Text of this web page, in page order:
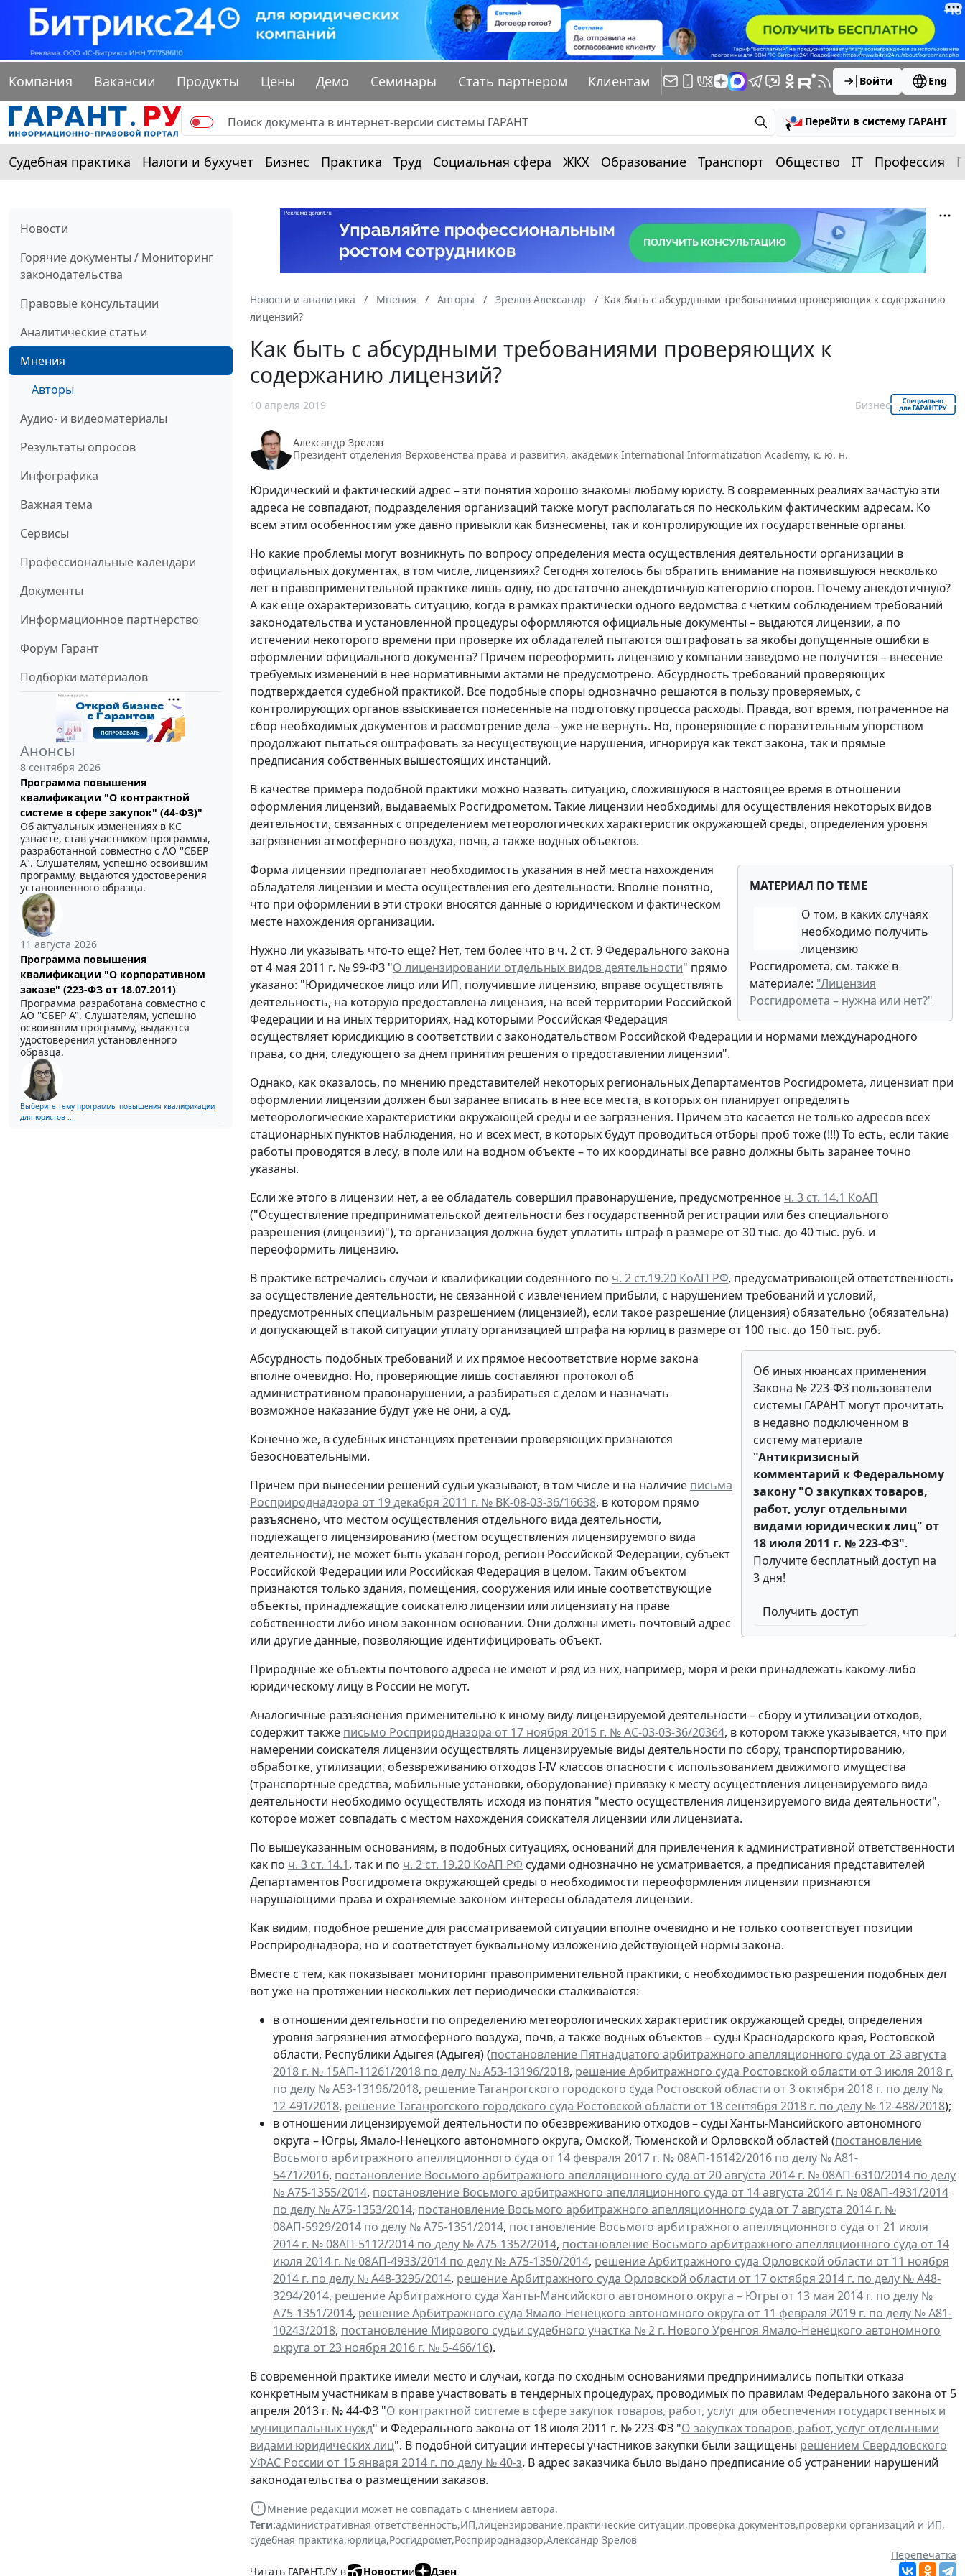
Компания Вакансии Продукты Цены Демо Семинары Стать партнером Клиентам Войти Eng
Перейти в систему ГАРАНТ
Судебная практика Налоги и бухучет Бизнес Практика Труд Социальная сфера ЖКХ Образование Транспорт Общество IT Профессия
Новости
Горячие документы / Мониторинг
законодательства
Правовые консультации
Аналитические статьи
Мнения
Авторы
Аудио- и видеоматериалы
Результаты опросов
Инфографика
Важная тема
Сервисы
Профессиональные календари
Документы
Информационное партнерство
Форум Гарант
Подборки материалов
Анонсы
8 сентября 2026
Программа повышения
квалификации "О контрактной
системе в сфере закупок" (44-ФЗ)"
Об актуальных изменениях в КС
узнаете, став участником программы,
разработанной совместно с АО ''СБЕР
А". Слушателям, успешно освоившим
программу, выдаются удостоверения
установленного образца.
11 августа 2026
Программа повышения
квалификации "О корпоративном
заказе" (223-ФЗ от 18.07.2011)
Программа разработана совместно с
АО ''СБЕР А". Слушателям, успешно
освоившим программу, выдаются
удостоверения установленного
образца.
Выберите тему программы повышения квалификации
для юристов ...
Новости и аналитика Мнения Авторы Зрелов Александр
Как быть с абсурдными требованиями проверяющих к содержанию
лицензий?
Как быть с абсурдными требованиями проверяющих к
содержанию лицензий?
10 апреля 2019 Бизнес
Александр Зрелов
Президент отделения Верховенства права и развития, академик International Informatization Academy, к. ю. н.
Юридический и фактический адрес – эти понятия хорошо знакомы любому юристу. В современных реалиях зачастую эти
адреса не совпадают, подразделения организаций также могут располагаться по нескольким фактическим адресам. Ко
всем этим особенностям уже давно привыкли как бизнесмены, так и контролирующие их государственные органы.
Но какие проблемы могут возникнуть по вопросу определения места осуществления деятельности организации в
официальных документах, в том числе, лицензиях? Сегодня хотелось бы обратить внимание на появившуюся несколько
лет в правоприменительной практике лишь одну, но достаточно анекдотичную категорию споров. Почему анекдотичную?
А как еще охарактеризовать ситуацию, когда в рамках практически одного ведомства с четким соблюдением требований
законодательства и установленной процедуры оформляются официальные документы – выдаются лицензии, а по
истечении некоторого времени при проверке их обладателей пытаются оштрафовать за якобы допущенные ошибки в
оформлении официального документа? Причем переоформить лицензию у компании заведомо не получится – внесение
требуемых изменений в нее нормативными актами не предусмотрено. Абсурдность требований проверяющих
подтверждается судебной практикой. Все подобные споры однозначно решаются в пользу проверяемых, с
контролирующих органов взыскивается понесенные на подготовку процесса расходы. Правда, вот время, потраченное на
сбор необходимых документов и рассмотрение дела – уже не вернуть. Но, проверяющие с поразительным упорством
продолжают пытаться оштрафовать за несуществующие нарушения, игнорируя как текст закона, так и прямые
предписания собственных вышестоящих инстанций.
В качестве примера подобной практики можно назвать ситуацию, сложившуюся в настоящее время в отношении
оформления лицензий, выдаваемых Росгидрометом. Такие лицензии необходимы для осуществления некоторых видов
деятельности, связанных с определением метеорологических характеристик окружающей среды, определения уровня
загрязнения атмосферного воздуха, почв, а также водных объектов.
МАТЕРИАЛ ПО ТЕМЕ
О том, в каких случаях
необходимо получить
лицензию
Росгидромета, см. также в
материале: "Лицензия
Росгидромета – нужна или нет?"
Форма лицензии предполагает необходимость указания в ней места нахождения
обладателя лицензии и места осуществления его деятельности. Вполне понятно,
что при оформлении в эти строки вносятся данные о юридическом и фактическом
месте нахождения организации.
Нужно ли указывать что-то еще? Нет, тем более что в ч. 2 ст. 9 Федерального закона
от 4 мая 2011 г. № 99-ФЗ "О лицензировании отдельных видов деятельности" прямо
указано: "Юридическое лицо или ИП, получившие лицензию, вправе осуществлять
деятельность, на которую предоставлена лицензия, на всей территории Российской
Федерации и на иных территориях, над которыми Российская Федерация
осуществляет юрисдикцию в соответствии с законодательством Российской Федерации и нормами международного
права, со дня, следующего за днем принятия решения о предоставлении лицензии".
Однако, как оказалось, по мнению представителей некоторых региональных Департаментов Росгидромета, лицензиат при
оформлении лицензии должен был заранее вписать в нее все места, в которых он планирует определять
метеорологические характеристики окружающей среды и ее загрязнения. Причем это касается не только адресов всех
стационарных пунктов наблюдения, но и всех мест, в которых будут проводиться отборы проб тоже (!!!) То есть, если такие
работы проводятся в лесу, в поле или на водном объекте – то их координаты все равно должны быть заранее точно
указаны.
Если же этого в лицензии нет, а ее обладатель совершил правонарушение, предусмотренное ч. 3 ст. 14.1 КоАП
("Осуществление предпринимательской деятельности без государственной регистрации или без специального
разрешения (лицензии)"), то организация должна будет уплатить штраф в размере от 30 тыс. до 40 тыс. руб. и
переоформить лицензию.
В практике встречались случаи и квалификации содеянного по ч. 2 ст.19.20 КоАП РФ, предусматривающей ответственность
за осуществление деятельности, не связанной с извлечением прибыли, с нарушением требований и условий,
предусмотренных специальным разрешением (лицензией), если такое разрешение (лицензия) обязательно (обязательна)
и допускающей в такой ситуации уплату организацией штрафа на юрлиц в размере от 100 тыс. до 150 тыс. руб.
Об иных нюансах применения
Закона № 223-ФЗ пользователи
системы ГАРАНТ могут прочитать
в недавно подключенном в
систему материале
"Антикризисный
комментарий к Федеральному
закону "О закупках товаров,
работ, услуг отдельными
видами юридических лиц" от
18 июля 2011 г. № 223-ФЗ".
Получите бесплатный доступ на
3 дня!
Получить доступ
Абсурдность подобных требований и их прямое несоответствие норме закона
вполне очевидно. Но, проверяющие лишь составляют протокол об
административном правонарушении, а разбираться с делом и назначать
возможное наказание будут уже не они, а суд.
Конечно же, в судебных инстанциях претензии проверяющих признаются
безосновательными.
Причем при вынесении решений судьи указывают, в том числе и на наличие письма
Росприроднадзора от 19 декабря 2011 г. № ВК-08-03-36/16638, в котором прямо
разъяснено, что местом осуществления отдельного вида деятельности,
подлежащего лицензированию (местом осуществления лицензируемого вида
деятельности), не может быть указан город, регион Российской Федерации, субъект
Российской Федерации или Российская Федерация в целом. Таким объектом
признаются только здания, помещения, сооружения или иные соответствующие
объекты, принадлежащие соискателю лицензии или лицензиату на праве
собственности либо ином законном основании. Они должны иметь почтовый адрес
или другие данные, позволяющие идентифицировать объект.
Природные же объекты почтового адреса не имеют и ряд из них, например, моря и реки принадлежать какому-либо
юридическому лицу в России не могут.
Аналогичные разъяснения применительно к иному виду лицензируемой деятельности – сбору и утилизации отходов,
содержит также письмо Росприродназора от 17 ноября 2015 г. № АС-03-03-36/20364, в котором также указывается, что при
намерении соискателя лицензии осуществлять лицензируемые виды деятельности по сбору, транспортированию,
обработке, утилизации, обезвреживанию отходов I-IV классов опасности с использованием движимого имущества
(транспортные средства, мобильные установки, оборудование) привязку к месту осуществления лицензируемого вида
деятельности необходимо осуществлять исходя из понятия "место осуществления лицензируемого вида деятельности",
которое может совпадать с местом нахождения соискателя лицензии или лицензиата.
По вышеуказанным основаниям, в подобных ситуациях, оснований для привлечения к административной ответственности
как по ч. 3 ст. 14.1, так и по ч. 2 ст. 19.20 КоАП РФ судами однозначно не усматривается, а предписания представителей
Департаментов Росгидромета окружающей среды о необходимости переоформления лицензии признаются
нарушающими права и охраняемые законом интересы обладателя лицензии.
Как видим, подобное решение для рассматриваемой ситуации вполне очевидно и не только соответствует позиции
Росприроднадзора, но и соответствует буквальному изложению действующей нормы закона.
Вместе с тем, как показывает мониторинг правоприменительной практики, с необходимостью разрешения подобных дел
вот уже на протяжении нескольких лет периодически сталкиваются:
в отношении деятельности по определению метеорологических характеристик окружающей среды, определения
уровня загрязнения атмосферного воздуха, почв, а также водных объектов – суды Краснодарского края, Ростовской
области, Республики Адыгея (Адыгея) (постановление Пятнадцатого арбитражного апелляционного суда от 23 августа
2018 г. № 15АП-11261/2018 по делу № А53-13196/2018, решение Арбитражного суда Ростовской области от 3 июля 2018 г.
по делу № А53-13196/2018, решение Таганрогского городского суда Ростовской области от 3 октября 2018 г. по делу №
12-491/2018, решение Таганрогского городского суда Ростовской области от 18 сентября 2018 г. по делу № 12-488/2018);
в отношении лицензируемой деятельности по обезвреживанию отходов – суды Ханты-Мансийского автономного
округа – Югры, Ямало-Ненецкого автономного округа, Омской, Тюменской и Орловской областей (постановление
Восьмого арбитражного апелляционного суда от 14 февраля 2017 г. № 08АП-16142/2016 по делу № А81-
5471/2016, постановление Восьмого арбитражного апелляционного суда от 20 августа 2014 г. № 08АП-6310/2014 по делу
№ А75-1355/2014, постановление Восьмого арбитражного апелляционного суда от 14 августа 2014 г. № 08АП-4931/2014
по делу № А75-1353/2014, постановление Восьмого арбитражного апелляционного суда от 7 августа 2014 г. №
08АП-5929/2014 по делу № А75-1351/2014, постановление Восьмого арбитражного апелляционного суда от 21 июля
2014 г. № 08АП-5112/2014 по делу № А75-1352/2014, постановление Восьмого арбитражного апелляционного суда от 14
июля 2014 г. № 08АП-4933/2014 по делу № А75-1350/2014, решение Арбитражного суда Орловской области от 11 ноября
2014 г. по делу № А48-3295/2014, решение Арбитражного суда Орловской области от 17 октября 2014 г. по делу № А48-
3294/2014, решение Арбитражного суда Ханты-Мансийского автономного округа – Югры от 13 мая 2014 г. по делу №
А75-1351/2014, решение Арбитражного суда Ямало-Ненецкого автономного округа от 11 февраля 2019 г. по делу № А81-
10243/2018, постановление Мирового судьи судебного участка № 2 г. Нового Уренгоя Ямало-Ненецкого автономного
округа от 23 ноября 2016 г. № 5-466/16).
В современной практике имели место и случаи, когда по сходным основаниями предпринимались попытки отказа
конкретным участникам в праве участвовать в тендерных процедурах, проводимых по правилам Федерального закона от 5
апреля 2013 г. № 44-ФЗ "О контрактной системе в сфере закупок товаров, работ, услуг для обеспечения государственных и
муниципальных нужд" и Федерального закона от 18 июля 2011 г. № 223-ФЗ "О закупках товаров, работ, услуг отдельными
видами юридических лиц". В подобной ситуации интересы участников закупки были защищены решением Свердловского
УФАС России от 15 января 2014 г. по делу № 40-з. В адрес заказчика было выдано предписание об устранении нарушений
законодательства о размещении заказов.
Мнение редакции может не совпадать с мнением автора.
Теги:административная ответственность,ИП,лицензирование,практические ситуации,проверка документов,проверки организаций и ИП,
судебная практика,юрлица,Росгидромет,Росприроднадзор,Александр Зрелов
Перепечатка
Читать ГАРАНТ.РУ в
Новостии Дзен